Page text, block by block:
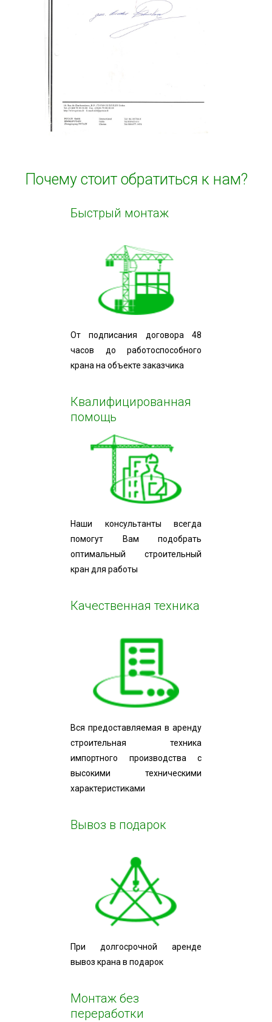
Почему стоит обратиться к нам?
Быстрый монтаж
От подписания договора 48
часов до работоспособного
крана на объекте заказчика
Квалифицированная
помощь
Наши консультанты всегда
помогут Вам подобрать
оптимальный строительный
кран для работы
Качественная техника
Вся предоставляемая в аренду
строительная техника
импортного производства с
высокими техническими
характеристиками
Вывоз в подарок
При долгосрочной аренде
вывоз крана в подарок
Монтаж без
переработки